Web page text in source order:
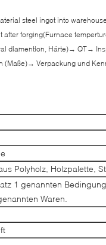
steel ingot into
forging(Furnace
diamention, Härte)→ QT→
Verpackung und
Polyholz, Holzpalette,
1 genannten
Waren.